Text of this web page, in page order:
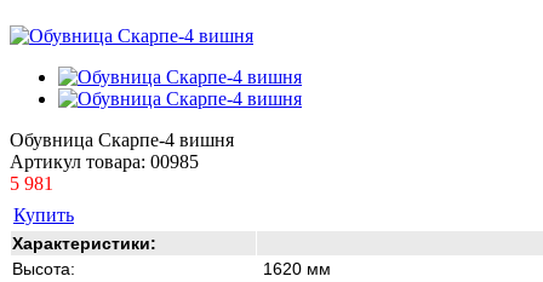
Обувница Скарпе-4 вишня
Артикул товара: 00985
5 981
Купить
Характеристики:
Высота:
1620 мм